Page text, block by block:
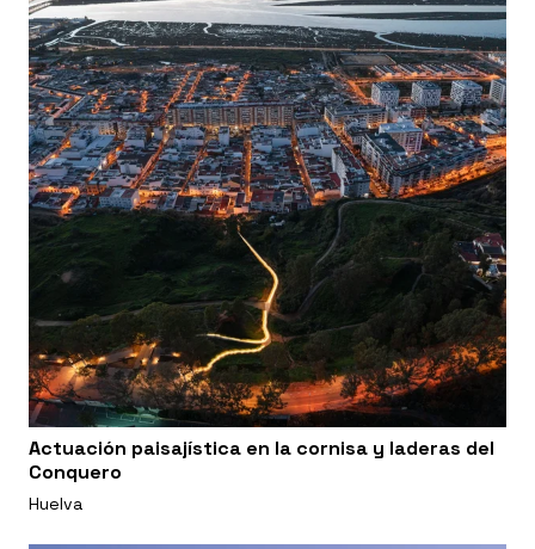
Actuación paisajística en la cornisa y laderas del
Conquero
Huelva